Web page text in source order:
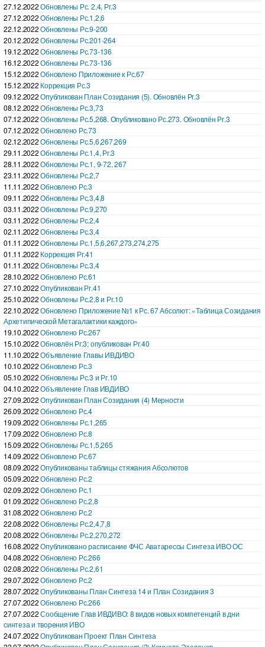
27.12.2022Обновлены Рс. 2,4, Рг.3
27.12.2022Обновлены Рс.1,2,6
22.12.2022Обновлены Рс.9-200
20.12.2022Обновлены Рс.201-264
19.12.2022Обновлены Рс.73-136
16.12.2022Обновлены Рс.73-136
15.12.2022Обновлено Приложение к Рс.67
15.12.2022 Коррекция Рс.3
09.12.2022Опубликован План Созидания (5). Обновлён Рг.3
08.12.2022Обновлены Рс.3,73
07.12.2022Обновлены Рс.5,268. Опубликовано Рс.273. Обновлён Рг.3
07.12.2022Обновлено Рс.73
02.12.2022Обновлены Рс.5,6,267,269
29.11.2022Обновлены Рс.1,4, Рг.3
28.11.2022Обновлены Рс.1, 9-72, 267
23.11.2022Обновлены Рс.2,7
11.11.2022Обновлено Рс.3
09.11.2022Обновлены Рс.3,4,8
03.11.2022Обновлены Рс.9,270
03.11.2022Обновлены Рс.2,4
02.11.2022Обновлены Рс.3,4
01.11.2022Обновлены Рс.1,5,6,267,273,274,275
01.11.2022 Коррекция Рг.41
01.11.2022Обновлены Рс.3,4
28.10.2022Обновлено Рс.61
27.10.2022Опубликован Рг.41
25.10.2022Обновлены Рс.2,8 и Рг.10
22.10.2022Обновлено Приложение №1 к Рс. 67 Абсолют: «Таблица Созидания
Архетипической Метагалактики каждого»
19.10.2022Обновлено Рс.267
15.10.2022Обновлён Рг.3; опубликован Рг.40
11.10.2022Объявление Главы ИВДИВО
10.10.2022Обновлено Рс.3
05.10.2022Обновлены Рс.3 и Рг.10
04.10.2022Объявление Глав ИВДИВО
27.09.2022Опубликован План Созидания (4) Мерности
26.09.2022Обновлено Рс.4
19.09.2022Обновлены Рс.1,265
17.09.2022Обновлено Рс.8
15.09.2022Обновлены Рс.1,5,265
14.09.2022Обновлено Рс.67
08.09.2022Опубликованы таблицы стяжания Абсолютов
05.09.2022Обновлено Рс.2
02.09.2022Обновлено Рс.1
01.09.2022Обновлено Рс.2,8
31.08.2022Обновлено Рс.2
22.08.2022Обновлены Рс.2,4,7,8
20.08.2022Обновлены Рс.2,270,272
16.08.2022Опубликовано расписание ФЧС Аватарессы Синтеза ИВО ОС
04.08.2022Обновлено Рс.266
02.08.2022Обновлены Рс.2,61
29.07.2022Обновлено Рс.2
28.07.2022Опубликованы План Синтеза 14 и План Созидания 3
27.07.2022Обновлено Рс.266
27.07.2022Сообщение Глав ИВДИВО: 8 видов новых компетенций в дни
синтеза и творения ИВО
24.07.2022Опубликован Проект План Синтеза